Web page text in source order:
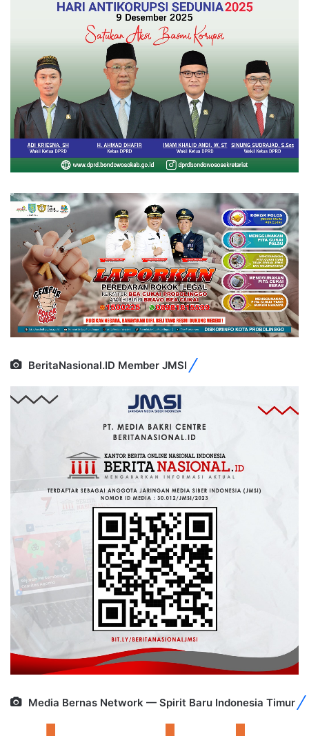
BeritaNasional.ID Member JMSI
Media Bernas Network — Spirit Baru Indonesia Timur